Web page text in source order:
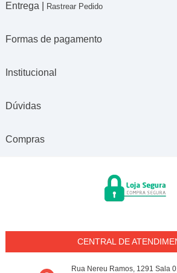
Entrega | Rastrear Pedido
Formas de pagamento
Institucional
Dúvidas
Compras
CENTRAL DE
Rua Nereu Ramos, 1291 Sala